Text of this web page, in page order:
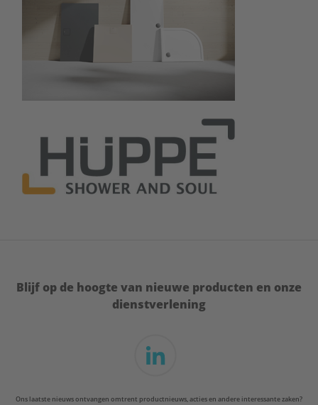
Blijf op de hoogte van nieuwe producten en onze
dienstverlening
Ons laatste nieuws ontvangen omtrent productnieuws, acties en andere interessante zaken?